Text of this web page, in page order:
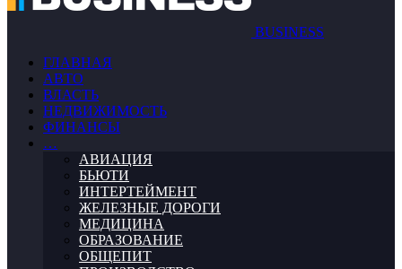
BUSINESS
ГЛАВНАЯ
АВТО
ВЛАСТЬ
НЕДВИЖИМОСТЬ
ФИНАНСЫ
…
АВИАЦИЯ
БЬЮТИ
ИНТЕРТЕЙМЕНТ
ЖЕЛЕЗНЫЕ ДОРОГИ
МЕДИЦИНА
ОБРАЗОВАНИЕ
ОБЩЕПИТ